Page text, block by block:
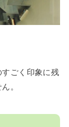
ごく印象に残
。